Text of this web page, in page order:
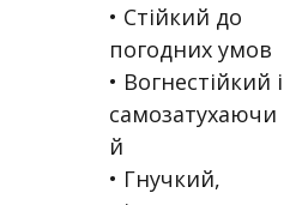
• Стійкий до
погодних умов
• Вогнестійкий і
самозатухаючи
й
• Гнучкий,